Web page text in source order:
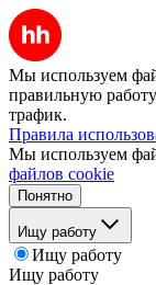
Мы используем
правильную
трафик.
Правила
Мы используем
файлов cookie
Понятно
Ищу работу
Ищу работу
Ищу работу